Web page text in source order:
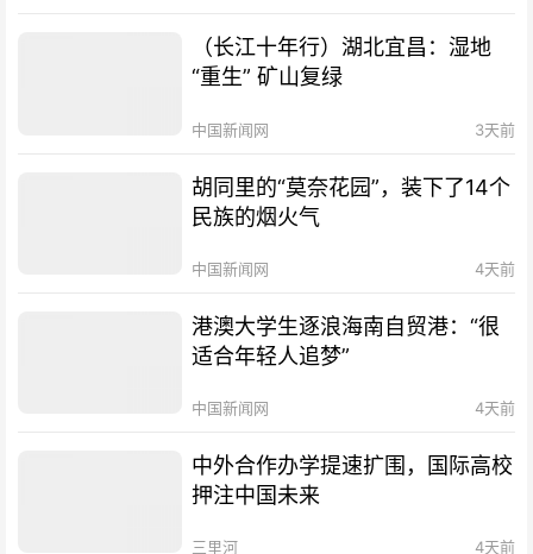
（长江十年行）湖北宜昌：湿地
“重生” 矿山复绿
中国新闻网 3天前
胡同里的“莫奈花园”，装下了14个
民族的烟火气
中国新闻网 4天前
港澳大学生逐浪海南自贸港：“很
适合年轻人追梦”
中国新闻网 4天前
中外合作办学提速扩围，国际高校
押注中国未来
三里河 4天前